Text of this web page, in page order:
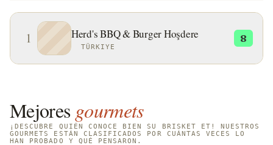
1 Herd's BBQ & Burger Hoşdere
TÜRKIYE
8
Mejores gourmets
¡DESCUBRE QUIÉN CONOCE BIEN SU BRISKET ET! NUESTROS
GOURMETS ESTÁN CLASIFICADOS POR CUÁNTAS VECES LO
HAN PROBADO Y QUÉ PENSARON.